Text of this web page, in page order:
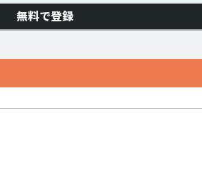
無料で登録